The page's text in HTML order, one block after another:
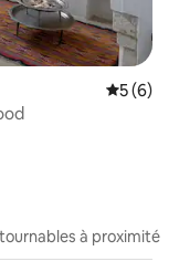
5 (6)
à proximité